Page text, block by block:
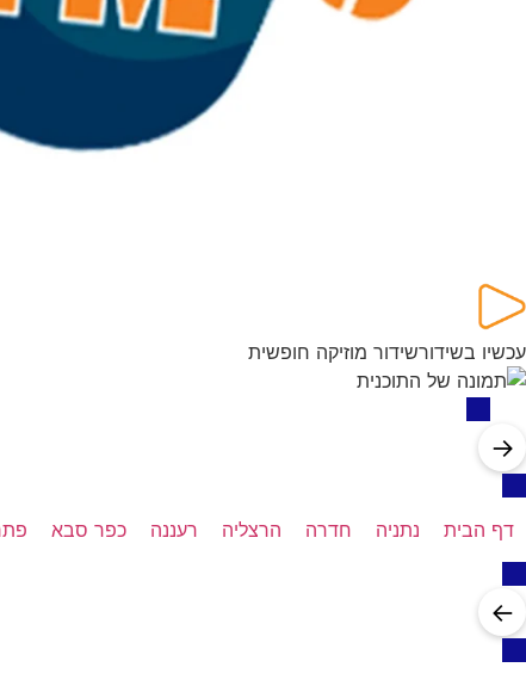
עכשיו בשידורשידור מוזיקה חופשית
→
דף הבית נתניה חדרה הרצליה רעננה כפר סבא
←